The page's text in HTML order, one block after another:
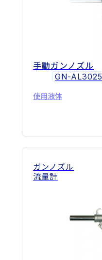
手動ガンノズル
GN-AL3025
使用液体
ガンノズル
流量計